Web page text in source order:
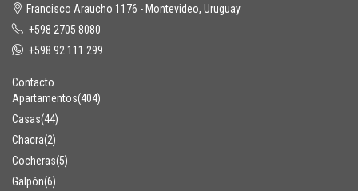
Francisco Araucho 1176 - Montevideo, Uruguay
+598 2705 8080
+598 92 111 299
Contacto
Apartamentos(404)
Casas(44)
Chacra(2)
Cocheras(5)
Galpón(6)